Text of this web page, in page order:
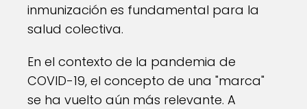
inmunización es fundamental para la
salud colectiva.
En el contexto de la pandemia de
COVID-19, el concepto de una "marca"
se ha vuelto aún más relevante. A